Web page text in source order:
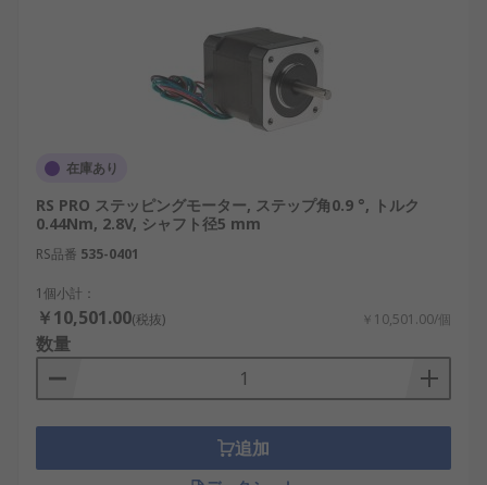
在庫あり
RS PRO ステッピングモーター, ステップ角0.9 °, トルク
0.44Nm, 2.8V, シャフト径5 mm
RS品番 535-0401
1個小計：
￥10,501.00(税抜) ￥10,501.00/個
数量
追加